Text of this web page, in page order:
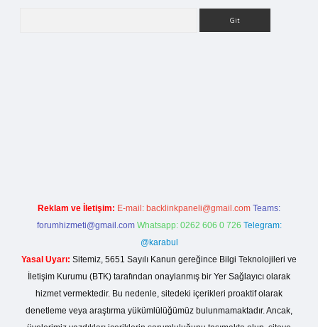
Reklam ve İletişim: E-mail: backlinkpaneli@gmail.com Teams:
forumhizmeti@gmail.com Whatsapp: 0262 606 0 726 Telegram:
@karabul
Yasal Uyarı: Sitemiz, 5651 Sayılı Kanun gereğince Bilgi Teknolojileri ve
İletişim Kurumu (BTK) tarafından onaylanmış bir Yer Sağlayıcı olarak
hizmet vermektedir. Bu nedenle, sitedeki içerikleri proaktif olarak
denetleme veya araştırma yükümlülüğümüz bulunmamaktadır. Ancak,